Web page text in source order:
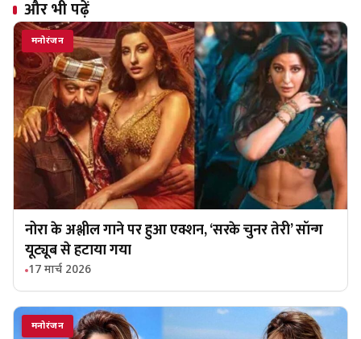
और भी पढ़ें
मनोरंजन
नोरा के अश्लील गाने पर हुआ एक्शन, ‘सरके चुनर तेरी’ सॉन्ग
यूट्यूब से हटाया गया
17 मार्च 2026
मनोरंजन